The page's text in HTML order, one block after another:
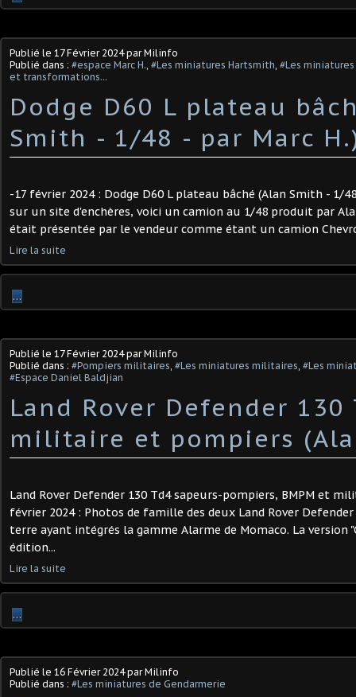
Publié le 17 Février 2024par Milinfo
Publié dans : #espace Marc H., #Les miniatures Hartsmith, #Les
et transformations...
Dodge D60 L plateau
Smith - 1/48 - par Marc
-17 février 2024 : Dodge D60 L plateau bâché (Alan Smith - 1/
sur un site d'enchères, voici un camion au 1/48 produit par
était présentée par le vendeur comme étant un camion
Lire la suite
…
Publié le 17 Février 2024par Milinfo
Publié dans : #Pompiers militaires, #Les miniatures militaires, #Les
#Espace Daniel Baldjian
Land Rover Defender 130
militaire et pompiers
Land Rover Defender 130 Td4 sapeurs-pompiers, BMPM et
février 2024 : Photos de famille des deux Land Rover Defender
terre ayant intégrés la gamme Alarme de Momaco. La version
édition...
Lire la suite
…
Publié le 16 Février 2024par Milinfo
Publié dans : #Les miniatures de Gendarmerie